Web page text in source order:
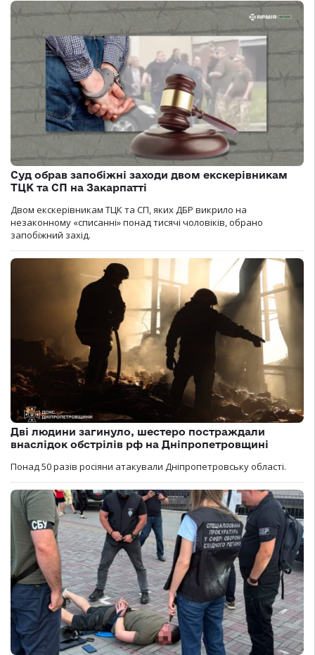
Суд обрав запобіжні заходи двом екскерівникам
ТЦК та СП на Закарпатті
Двом екскерівникам ТЦК та СП, яких ДБР викрило на
незаконному «списанні» понад тисячі чоловіків, обрано
запобіжний захід.
Дві людини загинуло, шестеро постраждали
внаслідок обстрілів рф на Дніпропетровщині
Понад 50 разів росіяни атакували Дніпропетровську області.